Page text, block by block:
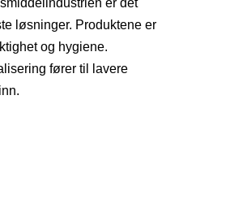
er det
løsninger. Produktene er
og hygiene.
fører til lavere